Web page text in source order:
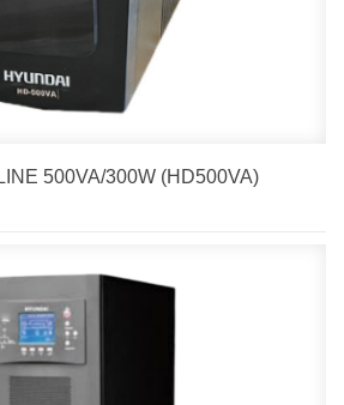
500VA/300W (HD500VA)